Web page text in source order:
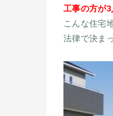
工事の方が3
こんな住宅
法律で決ま